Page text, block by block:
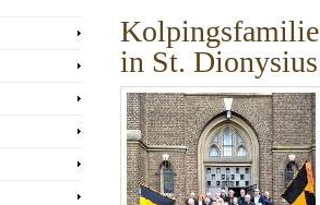
Kolpingsfamilie
in St. Dionysius